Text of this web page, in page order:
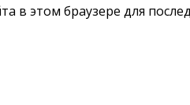
в этом браузере для